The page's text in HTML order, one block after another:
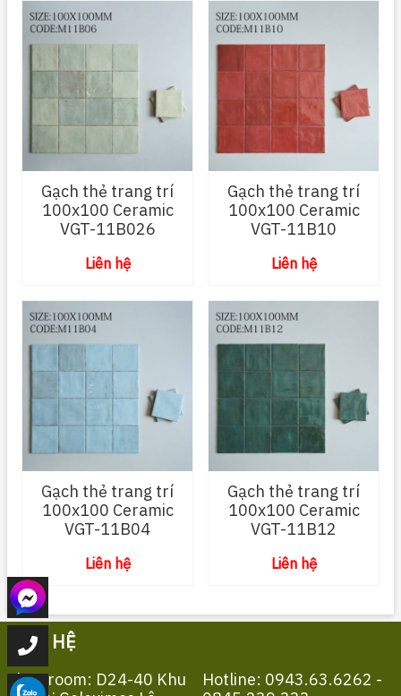
Gạch thẻ trang trí
100x100 Ceramic
VGT-11B026
Liên hệ
Gạch thẻ trang trí
100x100 Ceramic
VGT-11B10
Liên hệ
Gạch thẻ trang trí
100x100 Ceramic
VGT-11B04
Liên hệ
Gạch thẻ trang trí
100x100 Ceramic
VGT-11B12
Liên hệ
LIÊN HỆ
Showroom: D24-40 Khu
Hotline: 0943.63.6262 -